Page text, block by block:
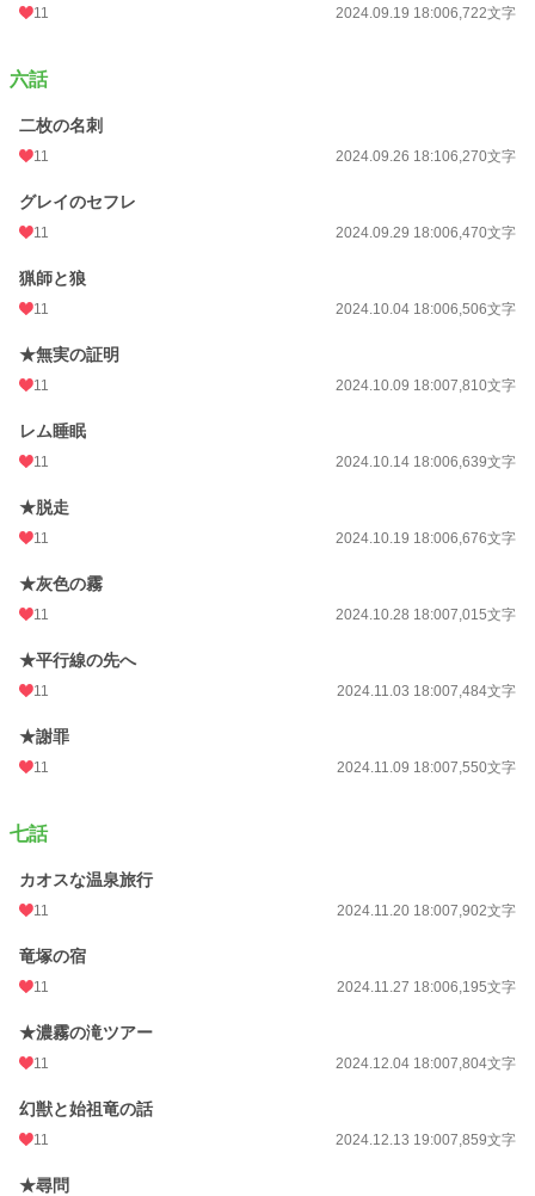
11 2024.09.19 18:006,722文字
六話
二枚の名刺
11 2024.09.26 18:106,270文字
グレイのセフレ
11 2024.09.29 18:006,470文字
猟師と狼
11 2024.10.04 18:006,506文字
★無実の証明
11 2024.10.09 18:007,810文字
レム睡眠
11 2024.10.14 18:006,639文字
★脱走
11 2024.10.19 18:006,676文字
★灰色の霧
11 2024.10.28 18:007,015文字
★平行線の先へ
11 2024.11.03 18:007,484文字
★謝罪
11 2024.11.09 18:007,550文字
七話
カオスな温泉旅行
11 2024.11.20 18:007,902文字
竜塚の宿
11 2024.11.27 18:006,195文字
★濃霧の滝ツアー
11 2024.12.04 18:007,804文字
幻獣と始祖竜の話
11 2024.12.13 19:007,859文字
★尋問